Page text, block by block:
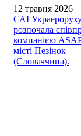
12 травня 2026
САІ
розпочала
компанією
місті Пезінок
(Словаччина).